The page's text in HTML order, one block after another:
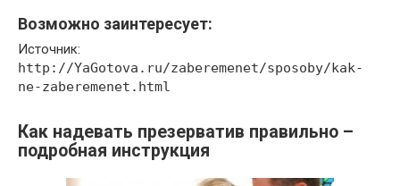
Возможно заинтересует:
Источник:
http://YaGotova.ru/zaberemenet/sposoby/kak-
ne-zaberemenet.html
Как надевать презерватив правильно –
подробная инструкция